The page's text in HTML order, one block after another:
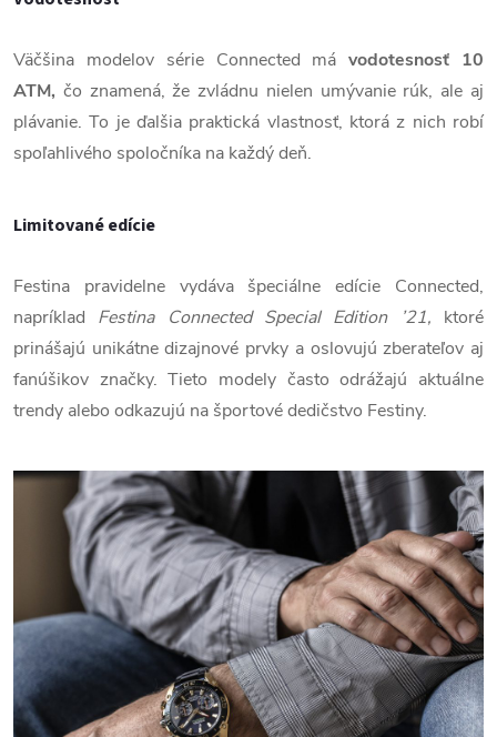
Väčšina modelov série Connected má vodotesnosť 10
ATM, čo znamená, že zvládnu nielen umývanie rúk, ale aj
plávanie. To je ďalšia praktická vlastnosť, ktorá z nich robí
spoľahlivého spoločníka na každý deň.
Limitované edície
Festina pravidelne vydáva špeciálne edície Connected,
napríklad Festina Connected Special Edition ’21, ktoré
prinášajú unikátne dizajnové prvky a oslovujú zberateľov aj
fanúšikov značky. Tieto modely často odrážajú aktuálne
trendy alebo odkazujú na športové dedičstvo Festiny.